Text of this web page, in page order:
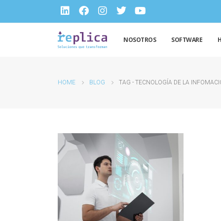
NOSOTROS SOFTWARE
HOME BLOG TAG - TECNOLOGÍA DE LA